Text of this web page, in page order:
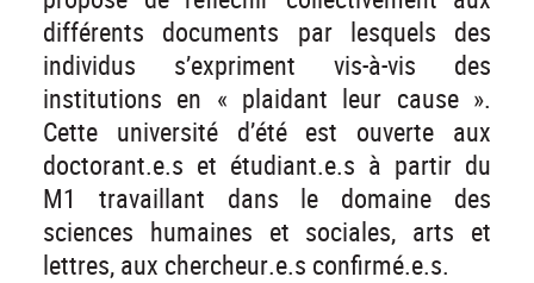
différents documents par lesquels des
individus s’expriment vis-à-vis des
institutions en « plaidant leur cause ».
Cette université d’été est ouverte aux
doctorant.e.s et étudiant.e.s à partir du
M1 travaillant dans le domaine des
sciences humaines et sociales, arts et
lettres, aux chercheur.e.s confirmé.e.s.